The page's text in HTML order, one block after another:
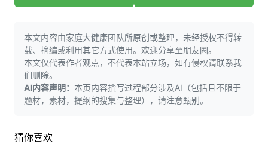
本文内容由家庭大健康团队所原创或整理，未经授权不得转
载、摘编或利用其它方式使用。欢迎分享至朋友圈。
本文仅代表作者观点，不代表本站立场，如有侵权请联系我
们删除。
AI内容声明： 本页内容撰写过程部分涉及AI（包括且不限于
题材，素材，提纲的搜集与整理），请注意甄别。
猜你喜欢